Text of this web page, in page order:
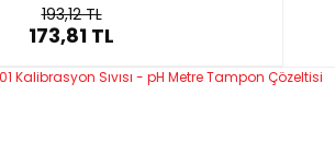
193,12 TL
173,81 TL